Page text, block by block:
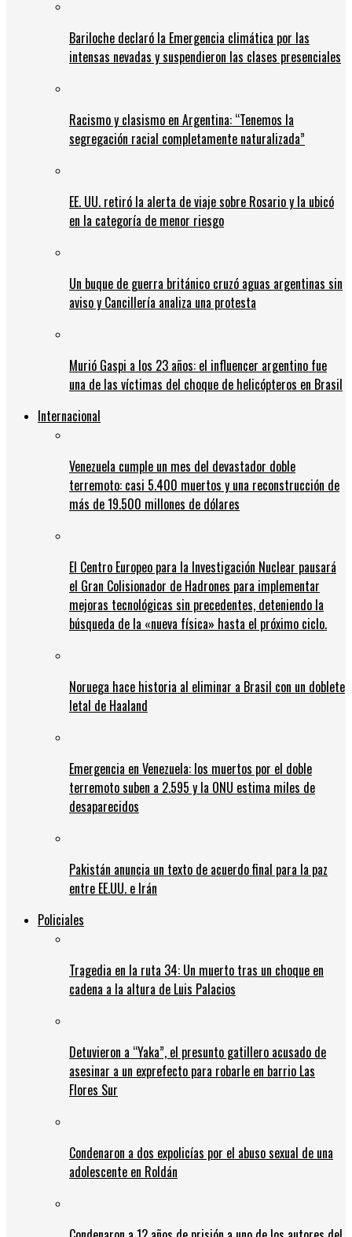
Bariloche declaró la Emergencia climática por las
intensas nevadas y suspendieron las clases presenciales
Racismo y clasismo en Argentina: “Tenemos la
segregación racial completamente naturalizada”
EE. UU. retiró la alerta de viaje sobre Rosario y la ubicó
en la categoría de menor riesgo
Un buque de guerra británico cruzó aguas argentinas sin
aviso y Cancillería analiza una protesta
Murió Gaspi a los 23 años: el influencer argentino fue
una de las víctimas del choque de helicópteros en Brasil
Internacional
Venezuela cumple un mes del devastador doble
terremoto: casi 5.400 muertos y una reconstrucción de
más de 19.500 millones de dólares
El Centro Europeo para la Investigación Nuclear pausará
el Gran Colisionador de Hadrones para implementar
mejoras tecnológicas sin precedentes, deteniendo la
búsqueda de la «nueva física» hasta el próximo ciclo.
Noruega hace historia al eliminar a Brasil con un doblete
letal de Haaland
Emergencia en Venezuela: los muertos por el doble
terremoto suben a 2.595 y la ONU estima miles de
desaparecidos
Pakistán anuncia un texto de acuerdo final para la paz
entre EE.UU. e Irán
Policiales
Tragedia en la ruta 34: Un muerto tras un choque en
cadena a la altura de Luis Palacios
Detuvieron a “Yaka”, el presunto gatillero acusado de
asesinar a un exprefecto para robarle en barrio Las
Flores Sur
Condenaron a dos expolicías por el abuso sexual de una
adolescente en Roldán